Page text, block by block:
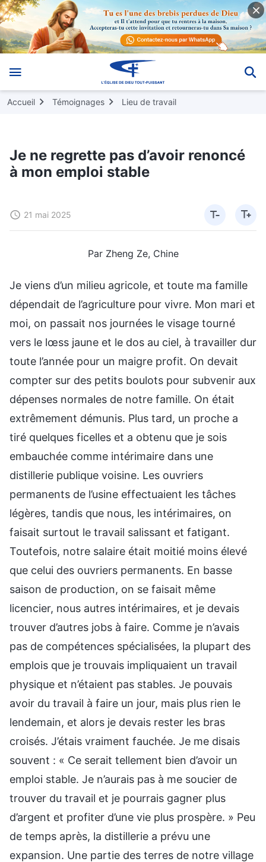
Accueil Témoignages Lieu de travail
Je ne regrette pas d’avoir renoncé
à mon emploi stable
21 mai 2025
Par Zheng Ze, Chine
Je viens d’un milieu agricole, et toute ma famille
dépendait de l’agriculture pour vivre. Mon mari et
moi, on passait nos journées le visage tourné
vers le lœss jaune et le dos au ciel, à travailler dur
toute l’année pour un maigre profit. On devait
compter sur des petits boulots pour subvenir aux
dépenses normales de notre famille. On était
extrêmement démunis. Plus tard, un proche a
tiré quelques ficelles et a obtenu que je sois
embauchée comme intérimaire dans une
distillerie publique voisine. Les ouvriers
permanents de l’usine effectuaient les tâches
légères, tandis que nous, les intérimaires, on
faisait surtout le travail salissant et fatigant.
Toutefois, notre salaire était moitié moins élevé
que celui des ouvriers permanents. En basse
saison de production, on se faisait même
licencier, nous autres intérimaires, et je devais
trouver d’autres jobs à faire. Comme je n’avais
pas de compétences spécialisées, la plupart des
emplois que je trouvais impliquaient un travail
physique et n’étaient pas stables. Je pouvais
avoir du travail à faire un jour, mais plus rien le
lendemain, et alors je devais rester les bras
croisés. J’étais vraiment fauchée. Je me disais
souvent : « Ce serait tellement bien d’avoir un
emploi stable. Je n’aurais pas à me soucier de
trouver du travail et je pourrais gagner plus
d’argent et profiter d’une vie plus prospère. » Peu
de temps après, la distillerie a prévu une
expansion. Une partie des terres de notre village